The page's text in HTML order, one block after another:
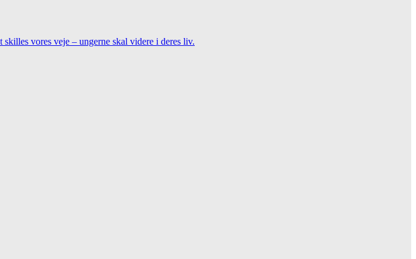
vores veje – ungerne skal videre i deres liv.